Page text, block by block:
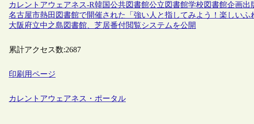
カレントアウェアネス-R韓国公共図書館公立図書館学校図書館企画出
名古屋市熱田図書館で開催された「強い人と指してみよう！楽しいふ
大阪府立中之島図書館、芝居番付閲覧システムを公開
累計アクセス数:2687
印刷用ページ
カレントアウェアネス・ポータル